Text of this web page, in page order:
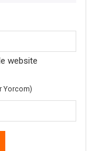
website
Yorcom)